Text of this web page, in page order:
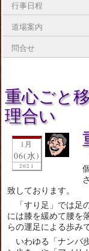
行事日程
道場案内
問合せ
重心ごと
理合い
1月
06(水)
2021
致しております。
「すり足」では
には膝を緩めて腰を
らの運足による歩み
いわゆる「ナンバ